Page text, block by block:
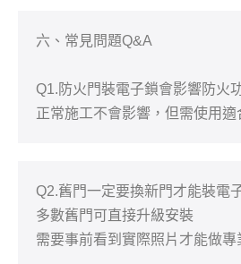
六、常見問題Q&A
Q1. 防火門裝電子鎖會影響防火
正常施工不會影響，但需使用
Q2.舊門一定要換新門才能裝電
多數舊門可直接升級安裝
需要事前看到實際照片才能做